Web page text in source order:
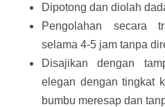
Dipotong dan diolah
Pengolahan secara
selama 4-5 jam tanpa
Disajikan dengan
elegan dengan tingkat
bumbu meresap dan